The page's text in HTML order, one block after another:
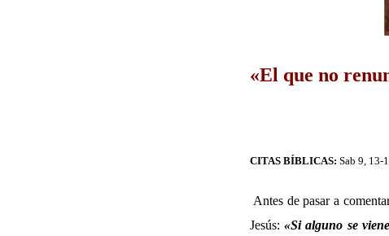
«El que no
CITAS BÍBLICAS: Sab 9, 13-
Antes de pasar a
Jesús:«Si alguno se